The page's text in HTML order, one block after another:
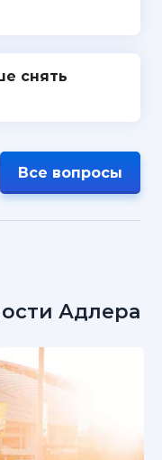
снять
Все вопросы
Адлера